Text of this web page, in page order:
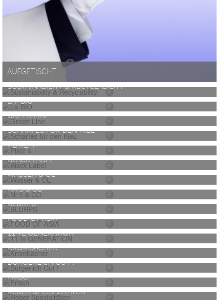
AUFGETISCHT
SUSTAINABILITY & RECYCLABILITY
LA´BIO
GREEN LINE
SCHARFES FÜR DEN KIEZ
PLATZ 4
BLACK LABEL
WASSER & ÖL
NR.5 & CO
BLURPS
FOOD OF ASIA
11 TE GENERATION
KROMBACHER
BÜRGERLICH GUT !
FRISCH
REBER SPEZIALITÄTEN